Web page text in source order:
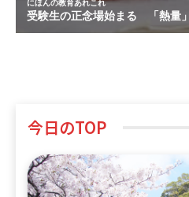
今日のTOP